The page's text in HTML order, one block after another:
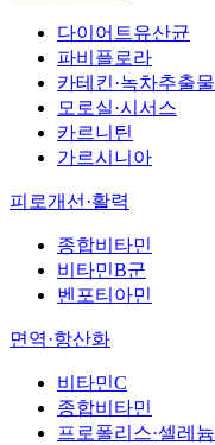
다이어트유산균
파비플로라
카테킨·녹차추출물
모로실·시서스
카르니틴
가르시니아
피로개선·활력
종합비타민
비타민B군
벤포티아민
면역·항산화
비타민C
종합비타민
프로폴리스·셀레늄